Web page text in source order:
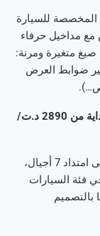
للسيارة
مع مداخيل حرفاء
متغيرة ومرنة:
ضوابط العرض
بداية من 2890 د.ت/
لم تتوقف سيارة BMW Série 3 عن التطوّر، على امتداد 7 أجيال،
فئة السيارات
بالتصميم